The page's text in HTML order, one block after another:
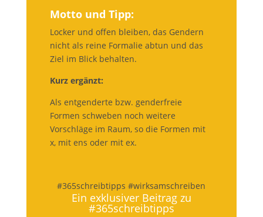
Motto und Tipp:
Locker und offen bleiben, das Gendern
nicht als reine Formalie abtun und das
Ziel im Blick behalten.
Kurz ergänzt:
Als entgenderte bzw. genderfreie
Formen schweben noch weitere
Vorschläge im Raum, so die Formen mit
x, mit ens oder mit ex.
#365schreibtipps #wirksamschreiben
Ein exklusiver Beitrag zu
#365schreibtipps